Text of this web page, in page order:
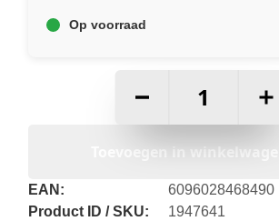
Op voorraad
+
Toevoegen in winkelwagen
EAN:
6096028468490
Product ID / SKU:
1947641